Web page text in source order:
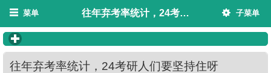
往年弃考率统计，24考研人们要坚持住呀
菜单 子菜单
click to expand contents
往年弃考率统计，24考研人们要坚持住呀